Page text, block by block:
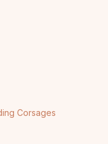
Corsages